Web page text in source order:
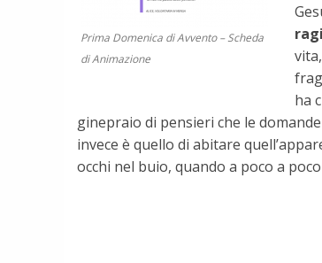
Prima Domenica di Avvento – Scheda
di Animazione
ha
ginepraio di pensieri che le
invece è quello di abitare
occhi nel buio, quando a poco a